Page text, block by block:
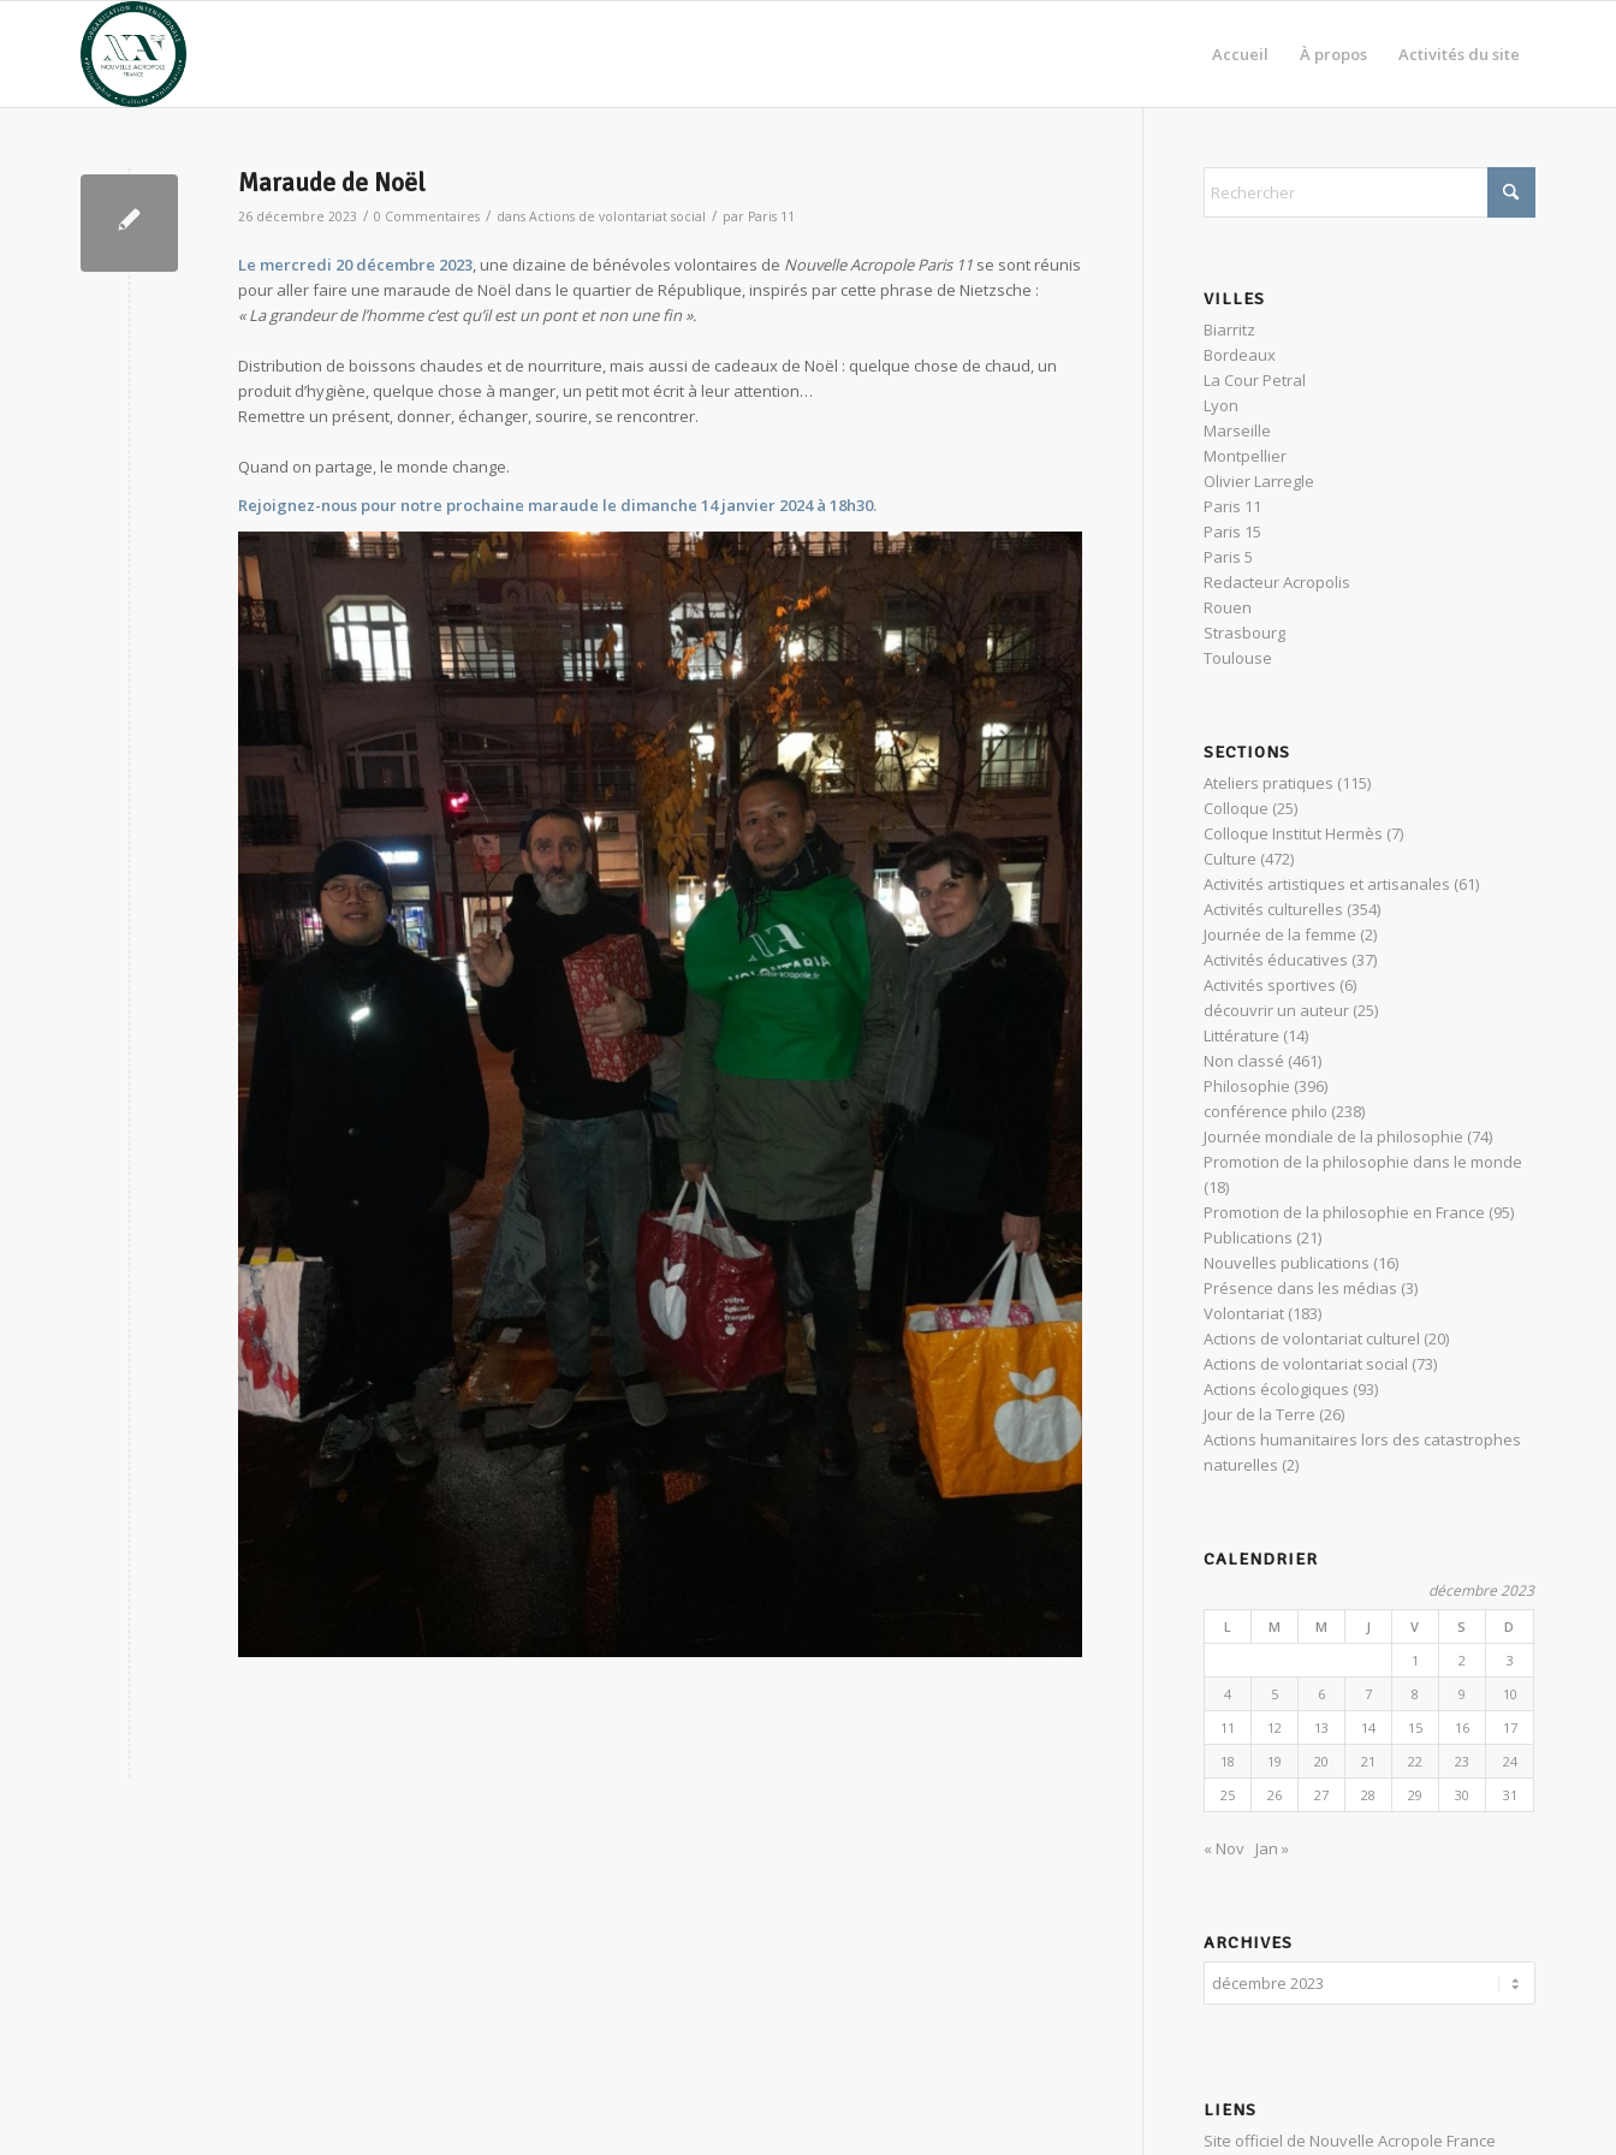
Accueil À propos Activités du site
Maraude de Noël
26 décembre 2023 / 0 Commentaires / dans Actions de volontariat social / par Paris 11
Le mercredi 20 décembre 2023, une dizaine de bénévoles volontaires de Nouvelle Acropole Paris 11 se sont réunis
pour aller faire une maraude de Noël dans le quartier de République, inspirés par cette phrase de Nietzsche :
« La grandeur de l’homme c’est qu’il est un pont et non une fin ».
Distribution de boissons chaudes et de nourriture, mais aussi de cadeaux de Noël : quelque chose de chaud, un
produit d’hygiène, quelque chose à manger, un petit mot écrit à leur attention…
Remettre un présent, donner, échanger, sourire, se rencontrer.
Quand on partage, le monde change.
Rejoignez-nous pour notre prochaine maraude le dimanche 14 janvier 2024 à 18h30.
VILLES
Biarritz
Bordeaux
La Cour Petral
Lyon
Marseille
Montpellier
Olivier Larregle
Paris 11
Paris 15
Paris 5
Redacteur Acropolis
Rouen
Strasbourg
Toulouse
SECTIONS
Ateliers pratiques (115)
Colloque (25)
Colloque Institut Hermès (7)
Culture (472)
Activités artistiques et artisanales (61)
Activités culturelles (354)
Journée de la femme (2)
Activités éducatives (37)
Activités sportives (6)
découvrir un auteur (25)
Littérature (14)
Non classé (461)
Philosophie (396)
conférence philo (238)
Journée mondiale de la philosophie (74)
Promotion de la philosophie dans le monde
(18)
Promotion de la philosophie en France (95)
Publications (21)
Nouvelles publications (16)
Présence dans les médias (3)
Volontariat (183)
Actions de volontariat culturel (20)
Actions de volontariat social (73)
Actions écologiques (93)
Jour de la Terre (26)
Actions humanitaires lors des catastrophes
naturelles (2)
CALENDRIER
décembre 2023
L M M J V S
D
1
2
3
4
5 6 7 8 9
10
11
12 13 14 15 16
17
18
19 20 21 22 23
24
25
26 27 28 29 30 31
« Nov Jan »
ARCHIVES
LIENS
Site officiel de Nouvelle Acropole France